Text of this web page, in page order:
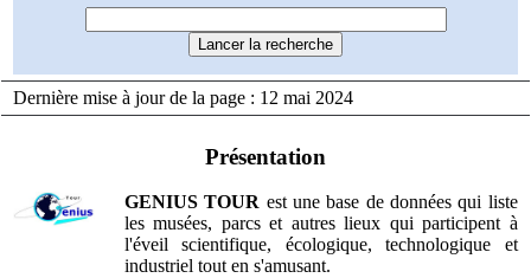
Dernière mise à jour de la page : 12 mai 2024
Présentation
GENIUS TOUR est une base de données qui liste
les musées, parcs et autres lieux qui participent à
l'éveil scientifique, écologique, technologique et
industriel tout en s'amusant.